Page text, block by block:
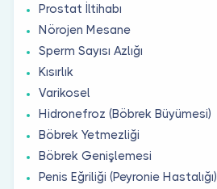
Prostat İltihabı
Nörojen Mesane
Sperm Sayısı Azlığı
Kısırlık
Varikosel
Hidronefroz (Böbrek Büyümesi)
Böbrek Yetmezliği
Böbrek Genişlemesi
Penis Eğriliği (Peyronie Hastalığı)